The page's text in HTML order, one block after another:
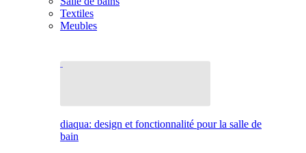
Textiles
Meubles
diaqua: design et fonctionnalité pour la salle de
bain